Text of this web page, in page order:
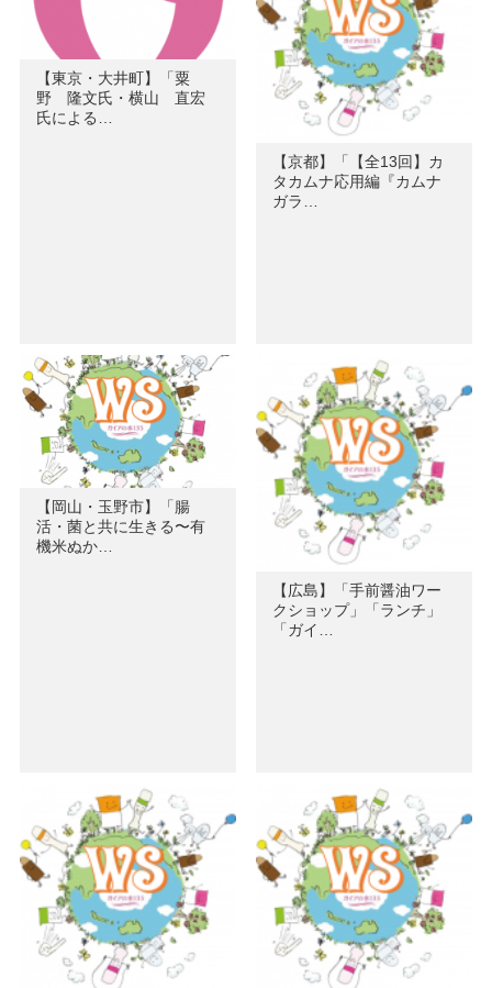
【東京・大井町】「粟
野 隆文氏・横山 直宏
氏による…
【京都】「【全13回】カ
タカムナ応用編『カムナ
ガラ…
【岡山・玉野市】「腸
活・菌と共に生きる〜有
機米ぬか…
【広島】「手前醤油ワー
クショップ」「ランチ」
「ガイ…